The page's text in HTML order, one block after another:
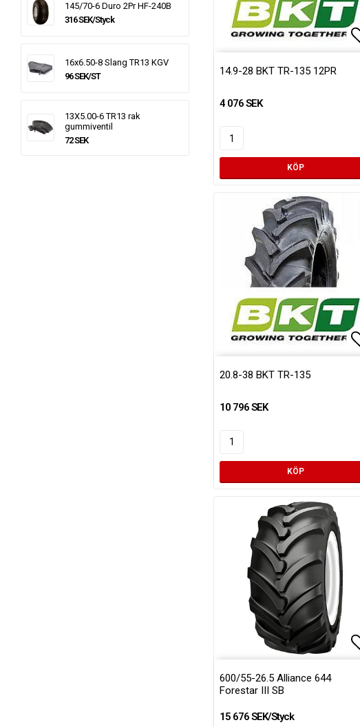
145/70-6 Duro 2Pr HF-240B
316 SEK/Styck
16x6.50-8 Slang TR13 KGV
96 SEK/ST
13X5.00-6 TR13 rak
gummiventil
72 SEK
14.9-28 BKT TR-135 12PR
4 076 SEK
KÖP
20.8-38 BKT TR-135
10 796 SEK
KÖP
600/55-26.5 Alliance 644
Forestar III SB
15 676 SEK/Styck